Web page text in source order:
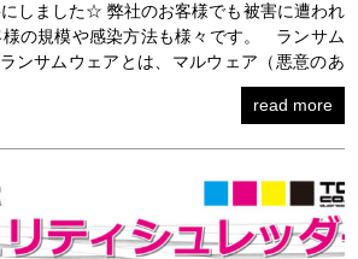
しました☆ 弊社のお客様でも被害に遭われ
の規模や感染方法も様々です。 ランサム
ムウェアとは、マルウェア（悪意のあ
read more